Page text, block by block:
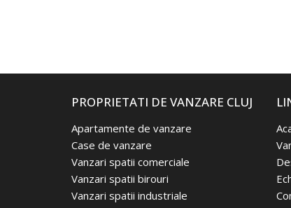
PROPRIETATI DE VANZARE CLUJ
Apartamente de vanzare
Case de vanzare
Vanzari spatii comerciale
Vanzari spatii birouri
Vanzari spatii industriale